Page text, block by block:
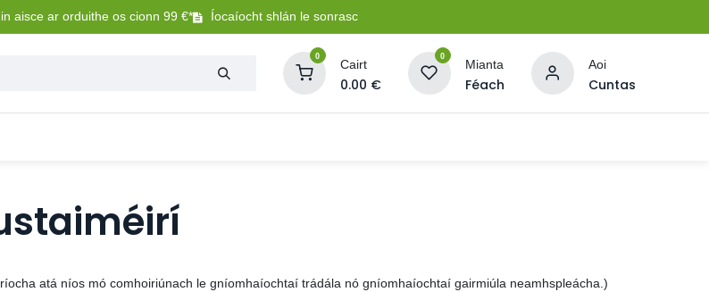
aisce ar orduithe os cionn 99 €* Íocaíocht shlán le sonrasc
0
Cairt
0.00 €
0
Mianta
Féach
Aoi
Cuntas
atá níos mó comhoiriúnach le gníomhaíochtaí trádála nó gníomhaíochtaí gairmiúla neamhspleácha.)